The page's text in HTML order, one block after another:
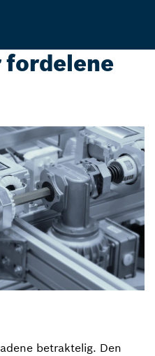
fordelene
betraktelig. Den